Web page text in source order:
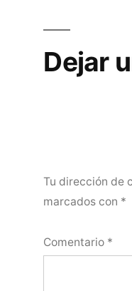
Dejar
Tu dirección de
marcados con *
Comentario *